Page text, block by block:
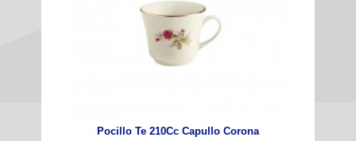
Pocillo Te 210Cc Capullo Corona